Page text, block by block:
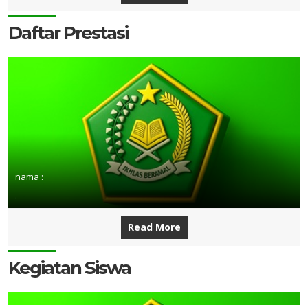
Daftar Prestasi
nama :
.
Read More
Kegiatan Siswa